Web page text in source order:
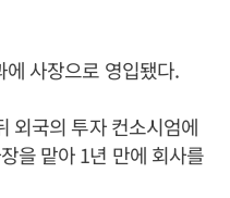
사장으로 영입됐다.
외국의 투자 컨소시엄에
을 맡아 1년 만에 회사를